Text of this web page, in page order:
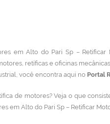
em Alto do Pari Sp –
retíficas e oficinas
você encontra aqui no Portal
de motores? Veja o que
em Alto do Pari Sp – Retificar